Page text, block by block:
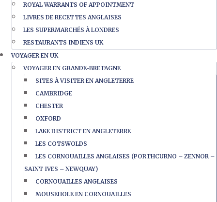
ROYAL WARRANTS OF APPOINTMENT
LIVRES DE RECETTES ANGLAISES
LES SUPERMARCHÉS À LONDRES
RESTAURANTS INDIENS UK
VOYAGER EN UK
VOYAGER EN GRANDE-BRETAGNE
SITES À VISITER EN ANGLETERRE
CAMBRIDGE
CHESTER
OXFORD
LAKE DISTRICT EN ANGLETERRE
LES COTSWOLDS
LES CORNOUAILLES ANGLAISES (PORTHCURNO – ZENNOR –
SAINT IVES – NEWQUAY)
CORNOUAILLES ANGLAISES
MOUSEHOLE EN CORNOUAILLES